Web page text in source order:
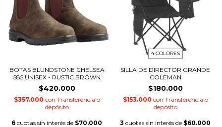
BOTAS BLUNDSTONE CHELSEA
585 UNISEX - RUSTIC BROWN
$420.000
$357.000 con Transferencia o
depósito
6 cuotas sin interés de $70.000
4 COLORES
SILLA DE DIRECTOR GRANDE
COLEMAN
$180.000
$153.000 con Transferencia o
depósito
3 cuotas sin interés de $60.000